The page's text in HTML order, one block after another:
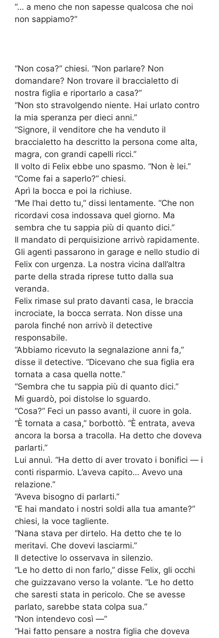
“… a meno che non sapesse qualcosa che noi
non sappiamo?”
“Non cosa?” chiesi. “Non parlare? Non
domandare? Non trovare il braccialetto di
nostra figlia e riportarlo a casa?”
“Non sto stravolgendo niente. Hai urlato contro
la mia speranza per dieci anni.”
“Signore, il venditore che ha venduto il
braccialetto ha descritto la persona come alta,
magra, con grandi capelli ricci.”
Il volto di Felix ebbe uno spasmo. “Non è lei.”
“Come fai a saperlo?” chiesi.
Aprì la bocca e poi la richiuse.
“Me l’hai detto tu,” dissi lentamente. “Che non
ricordavi cosa indossava quel giorno. Ma
sembra che tu sappia più di quanto dici.”
Il mandato di perquisizione arrivò rapidamente.
Gli agenti passarono in garage e nello studio di
Felix con urgenza. La nostra vicina dall’altra
parte della strada riprese tutto dalla sua
veranda.
Felix rimase sul prato davanti casa, le braccia
incrociate, la bocca serrata. Non disse una
parola finché non arrivò il detective
responsabile.
“Abbiamo ricevuto la segnalazione anni fa,”
disse il detective. “Dicevano che sua figlia era
tornata a casa quella notte.”
“Sembra che tu sappia più di quanto dici.”
Mi guardò, poi distolse lo sguardo.
“Cosa?” Feci un passo avanti, il cuore in gola.
“È tornata a casa,” borbottò. “È entrata, aveva
ancora la borsa a tracolla. Ha detto che doveva
parlarti.”
Lui annuì. “Ha detto di aver trovato i bonifici — i
conti risparmio. L’aveva capito… Avevo una
relazione.”
“Aveva bisogno di parlarti.”
“E hai mandato i nostri soldi alla tua amante?”
chiesi, la voce tagliente.
“Nana stava per dirtelo. Ha detto che te lo
meritavi. Che dovevi lasciarmi.”
Il detective lo osservava in silenzio.
“Le ho detto di non farlo,” disse Felix, gli occhi
che guizzavano verso la volante. “Le ho detto
che saresti stata in pericolo. Che se avesse
parlato, sarebbe stata colpa sua.”
“Non intendevo così —”
“Hai fatto pensare a nostra figlia che doveva